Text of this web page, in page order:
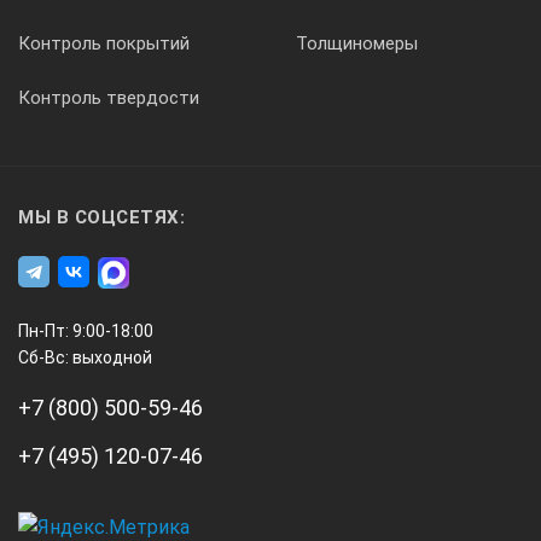
цветовой палитрой
строба, 1000 точек A-скана, точность 0,8 мм)
- Процессор: Pentium M
- Операционная система: Windows XP/2000
с раскладкой на заказанном языке
- Накопитель на жёстких дисках: 60-80 Гб
- Интерфейсы: 10/100 baseTEthernet, USB, Wi-
- Память: 2 Гб
Контроль покрытий Толщиномеры
Контроль твердости
МЫ В СОЦСЕТЯХ:
Пн-Пт: 9:00-18:00
Сб-Вс: выходной
+7 (800) 500-59-46
+7 (495) 120-07-46